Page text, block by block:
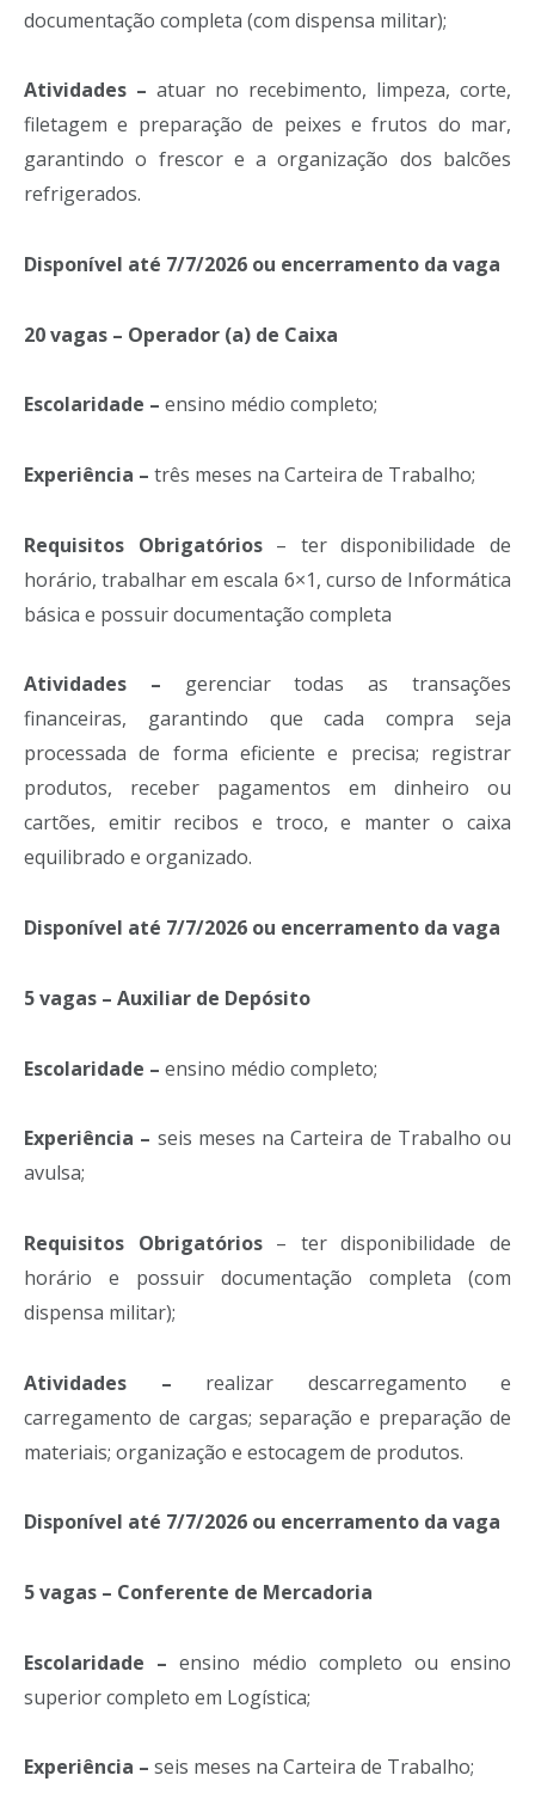
documentação completa (com dispensa militar);
Atividades – atuar no recebimento, limpeza, corte,
filetagem e preparação de peixes e frutos do mar,
garantindo o frescor e a organização dos balcões
refrigerados.
Disponível até 7/7/2026 ou encerramento da vaga
20 vagas – Operador (a) de Caixa
Escolaridade – ensino médio completo;
Experiência – três meses na Carteira de Trabalho;
Requisitos Obrigatórios – ter disponibilidade de
horário, trabalhar em escala 6×1, curso de Informática
básica e possuir documentação completa
Atividades – gerenciar todas as transações
financeiras, garantindo que cada compra seja
processada de forma eficiente e precisa; registrar
produtos, receber pagamentos em dinheiro ou
cartões, emitir recibos e troco, e manter o caixa
equilibrado e organizado.
Disponível até 7/7/2026 ou encerramento da vaga
5 vagas – Auxiliar de Depósito
Escolaridade – ensino médio completo;
Experiência – seis meses na Carteira de Trabalho ou
avulsa;
Requisitos Obrigatórios – ter disponibilidade de
horário e possuir documentação completa (com
dispensa militar);
Atividades – realizar descarregamento e
carregamento de cargas; separação e preparação de
materiais; organização e estocagem de produtos.
Disponível até 7/7/2026 ou encerramento da vaga
5 vagas – Conferente de Mercadoria
Escolaridade – ensino médio completo ou ensino
superior completo em Logística;
Experiência – seis meses na Carteira de Trabalho;